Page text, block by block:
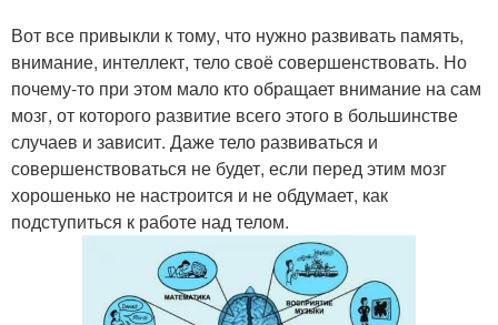
Вот все привыкли к тому, что нужно развивать память,
внимание, интеллект, тело своё совершенствовать. Но
почему-то при этом мало кто обращает внимание на сам
мозг, от которого развитие всего этого в большинстве
случаев и зависит. Даже тело развиваться и
совершенствоваться не будет, если перед этим мозг
хорошенько не настроится и не обдумает, как
подступиться к работе над телом.